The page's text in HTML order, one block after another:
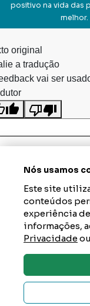
positivo na vida das
Nós usamos
Este site
conteúdos
experiência de
informações,
Privacidade
original
a tradução
vai ser